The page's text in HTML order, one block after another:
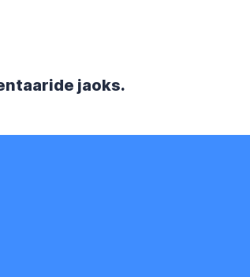
jaoks.